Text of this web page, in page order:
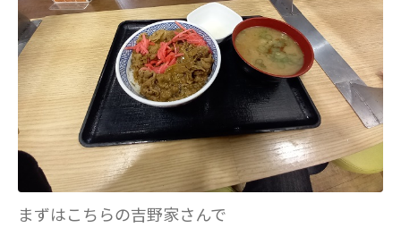
まずはこちらの吉野家さんで